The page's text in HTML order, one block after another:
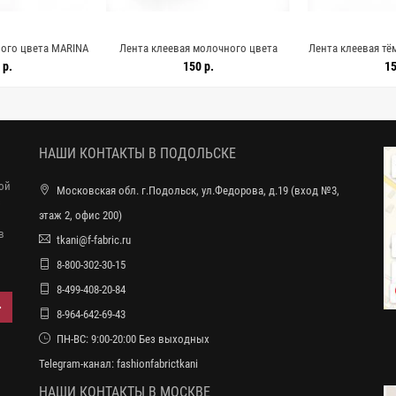
цвета MARINA
50/2 26092433
р.
Лента клеевая молочного цвета
MARINA RINALDI 5 см SHA60 26092432
150 р.
Лента клеевая
MARINA
НАШИ КОНТАКТЫ В ПОДОЛЬСКЕ
Московская обл. г.Подольск, ул.Федорова, д.19 (вход №3,
этаж 2, офис 200)
tkani@f-fabric.ru
8-800-302-30-15
8-499-408-20-84
8-964-642-69-43
ПН-ВС: 9:00-20:00 Без выходных
Telegram-канал: fashionfabrictkani
НАШИ КОНТАКТЫ В МОСКВЕ